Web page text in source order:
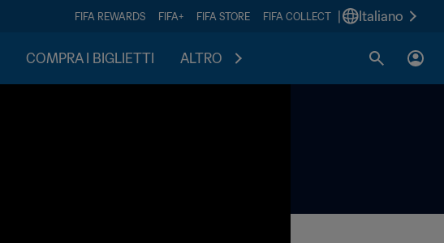
FIFA REWARDS FIFA+ FIFA STORE FIFA COLLECT Italiano
COMPRA I BIGLIETTI ALTRO